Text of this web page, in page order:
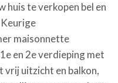
huis te verkopen bel en
maisonnette
en 2e verdieping met
vrij uitzicht en balkon,